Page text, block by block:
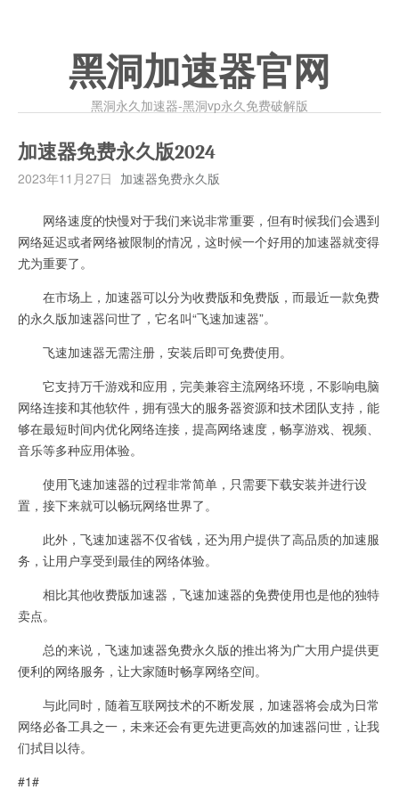
黑洞加速器官网
黑洞永久加速器-黑洞vp永久免费破解版
加速器免费永久版2024
2023年11月27日 加速器免费永久版
网络速度的快慢对于我们来说非常重要，但有时候我们会遇到
网络延迟或者网络被限制的情况，这时候一个好用的加速器就变得
尤为重要了。
在市场上，加速器可以分为收费版和免费版，而最近一款免费
的永久版加速器问世了，它名叫“飞速加速器”。
飞速加速器无需注册，安装后即可免费使用。
它支持万千游戏和应用，完美兼容主流网络环境，不影响电脑
网络连接和其他软件，拥有强大的服务器资源和技术团队支持，能
够在最短时间内优化网络连接，提高网络速度，畅享游戏、视频、
音乐等多种应用体验。
使用飞速加速器的过程非常简单，只需要下载安装并进行设
置，接下来就可以畅玩网络世界了。
此外，飞速加速器不仅省钱，还为用户提供了高品质的加速服
务，让用户享受到最佳的网络体验。
相比其他收费版加速器，飞速加速器的免费使用也是他的独特
卖点。
总的来说，飞速加速器免费永久版的推出将为广大用户提供更
便利的网络服务，让大家随时畅享网络空间。
与此同时，随着互联网技术的不断发展，加速器将会成为日常
网络必备工具之一，未来还会有更先进更高效的加速器问世，让我
们拭目以待。
#1#